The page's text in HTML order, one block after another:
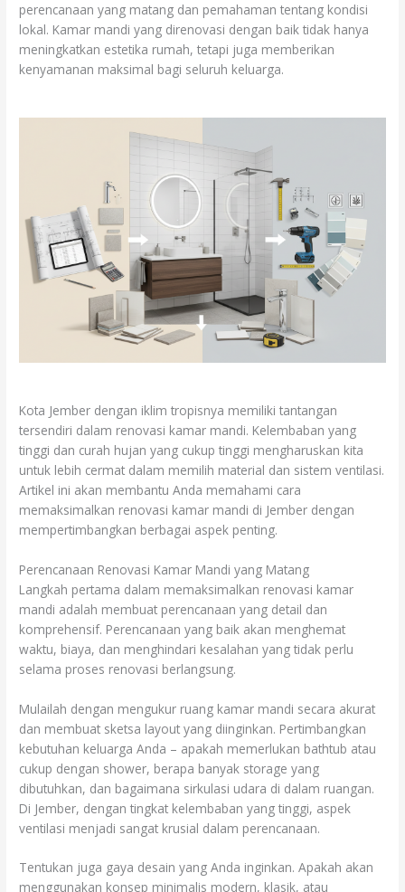
perencanaan yang matang dan pemahaman tentang kondisi
lokal. Kamar mandi yang direnovasi dengan baik tidak hanya
meningkatkan estetika rumah, tetapi juga memberikan
kenyamanan maksimal bagi seluruh keluarga.
Kota Jember dengan iklim tropisnya memiliki tantangan
tersendiri dalam renovasi kamar mandi. Kelembaban yang
tinggi dan curah hujan yang cukup tinggi mengharuskan kita
untuk lebih cermat dalam memilih material dan sistem ventilasi.
Artikel ini akan membantu Anda memahami cara
memaksimalkan renovasi kamar mandi di Jember dengan
mempertimbangkan berbagai aspek penting.
Perencanaan Renovasi Kamar Mandi yang Matang
Langkah pertama dalam memaksimalkan renovasi kamar
mandi adalah membuat perencanaan yang detail dan
komprehensif. Perencanaan yang baik akan menghemat
waktu, biaya, dan menghindari kesalahan yang tidak perlu
selama proses renovasi berlangsung.
Mulailah dengan mengukur ruang kamar mandi secara akurat
dan membuat sketsa layout yang diinginkan. Pertimbangkan
kebutuhan keluarga Anda – apakah memerlukan bathtub atau
cukup dengan shower, berapa banyak storage yang
dibutuhkan, dan bagaimana sirkulasi udara di dalam ruangan.
Di Jember, dengan tingkat kelembaban yang tinggi, aspek
ventilasi menjadi sangat krusial dalam perencanaan.
Tentukan juga gaya desain yang Anda inginkan. Apakah akan
menggunakan konsep minimalis modern, klasik, atau